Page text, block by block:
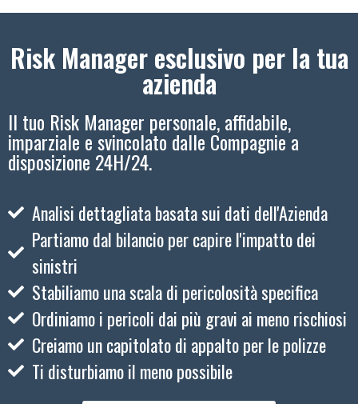
Risk Manager esclusivo per la tua
azienda
Il tuo Risk Manager personale, affidabile,
imparziale e svincolato dalle Compagnie a
disposizione 24H/24.
Analisi dettagliata basata sui dati dell'Azienda
Partiamo dal bilancio per capire l'impatto dei
sinistri
Stabiliamo una scala di pericolosità specifica
Ordiniamo i pericoli dai più gravi ai meno rischiosi
Creiamo un capitolato di appalto per le polizze
Ti disturbiamo il meno possibile